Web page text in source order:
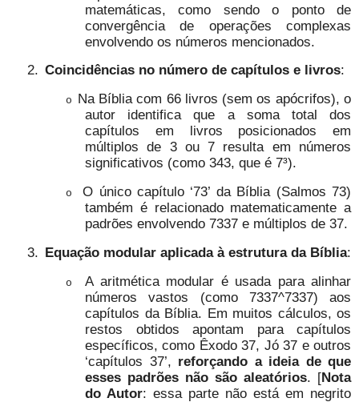
matemáticas, como sendo o ponto de
convergência de operações complexas
envolvendo os números mencionados.
2. Coincidências no número de capítulos e livros:
o Na Bíblia com 66 livros (sem os apócrifos), o
autor identifica que a soma total dos
capítulos em livros posicionados em
múltiplos de 3 ou 7 resulta em números
significativos (como 343, que é 7³).
o
O único capítulo ‘73’ da Bíblia (Salmos 73)
também é relacionado matematicamente a
padrões envolvendo 7337 e múltiplos de 37.
3. Equação modular aplicada à estrutura da Bíblia:
o
A aritmética modular é usada para alinhar
números vastos (como 7337^7337) aos
capítulos da Bíblia. Em muitos cálculos, os
restos obtidos apontam para capítulos
específicos, como Êxodo 37, Jó 37 e outros
‘capítulos 37’, reforçando a ideia de que
esses padrões não são aleatórios. [Nota
do Autor: essa parte não está em negrito